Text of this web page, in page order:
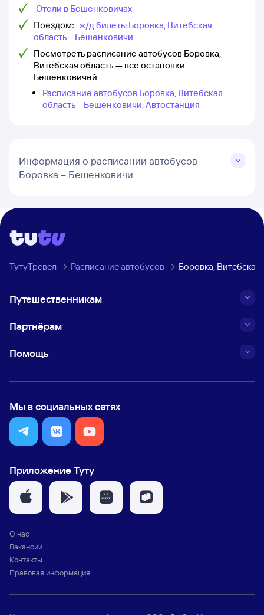
Отели в Бешенковичах
Поездом: ж/д билеты Боровка, Витебская
область – Бешенковичи
Посмотреть расписание автобусов Боровка,
Витебская область — все остановки
Бешенковичей
Расписание автобусов Боровка, Витебская
область – Бешенковичи, Автостанция
Информация о расписании автобусов
Боровка – Бешенковичи
ТутуТревел Расписание автобусов Боровка,
Путешественникам
Партнёрам
Помощь
Мы в социальных сетях
Приложение Туту
О нас
Вакансии
Контакты
Правовая информация